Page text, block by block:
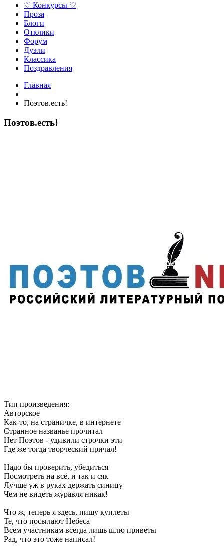
♡ Конкурсы ♡
Проза
Блоги
Отклики
Форум
Дуэли
Классика
Поздравления
Главная
Поэтов.есть!
Поэтов.есть!
Тип произведения:
Авторское
Как-то, на страничке, в интернете
Странное названье прочитал
Нет Поэтов - удивили строчки эти
Где же тогда творческий причал!
Надо бы проверить, убедиться
Посмотреть на всё, и так и сяк
Лучше уж в руках держать синицу
Чем не видеть журавля никак!
Что ж, теперь я здесь, пишу куплеты
Те, что посылают Небеса
Всем участникам всегда лишь шлю приветы
Рад, что это тоже написал!